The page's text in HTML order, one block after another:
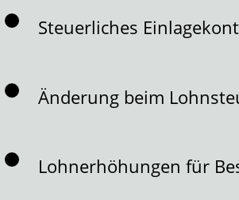
Steuerliches
Änderung beim
Lohnerhöhungen für